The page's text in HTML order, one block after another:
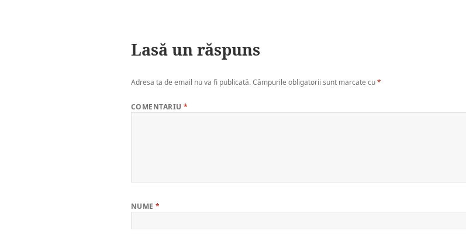
Lasă un răspuns
Adresa ta de email nu va fi publicată.Câmpurile obligatorii sunt marcate cu*
COMENTARIU*
NUME*